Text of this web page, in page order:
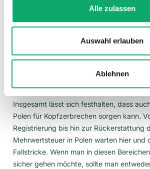
Alle zulassen
Auswahl erlauben
Ablehnen
(PLN) angegeben werden muss. Prüf
auch in Zloty angegeben ist, um
polnischen Finanzamt zu vermeiden.
heutzutage automatisch.
Zusammenfassung und
in anderen EU-Ländern
Insgesamt lässt sich festhalten, dass
Polen für Kopfzerbrechen sorgen kann.
Registrierung bis hin zur Rückerstattung
Mehrwertsteuer in Polen warten hier und
Fallstricke. Wenn man in diesen
sicher gehen möchte, sollte man